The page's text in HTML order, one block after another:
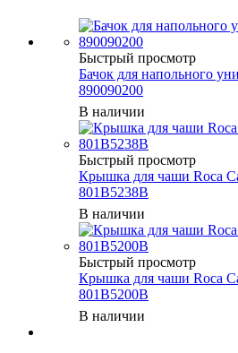
Быстрый просмотр
Бачок для напольного
890090200
В наличии
Быстрый просмотр
Крышка для чаши Roca
801B5238B
В наличии
Быстрый просмотр
Крышка для чаши Roca
801B5200B
В наличии